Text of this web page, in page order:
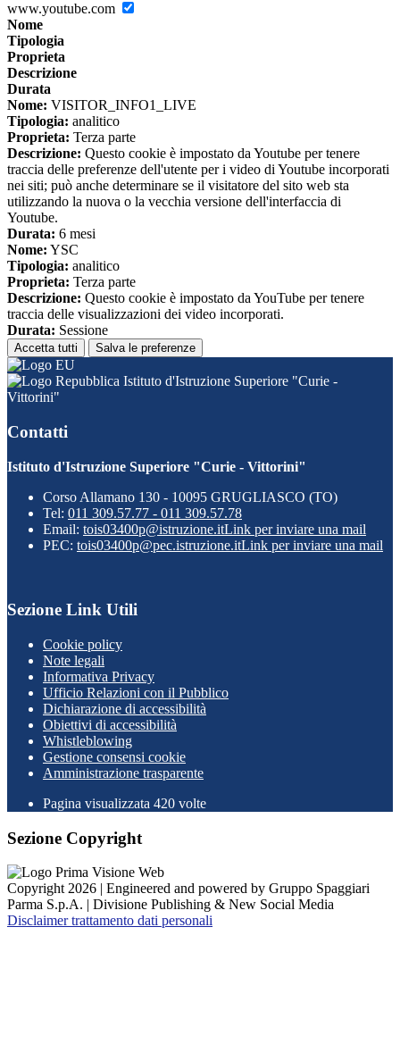
www.youtube.com
Nome
Tipologia
Proprieta
Descrizione
Durata
Nome: VISITOR_INFO1_LIVE
Tipologia: analitico
Proprieta: Terza parte
Descrizione: Questo cookie è impostato da Youtube per tenere
traccia delle preferenze dell'utente per i video di Youtube incorporati
nei siti; può anche determinare se il visitatore del sito web sta
utilizzando la nuova o la vecchia versione dell'interfaccia di
Youtube.
Durata: 6 mesi
Nome: YSC
Tipologia: analitico
Proprieta: Terza parte
Descrizione: Questo cookie è impostato da YouTube per tenere
traccia delle visualizzazioni dei video incorporati.
Durata: Sessione
Accetta tutti Salva le preferenze
Istituto d'Istruzione Superiore "Curie -
Vittorini"
Contatti
Istituto d'Istruzione Superiore "Curie - Vittorini"
Corso Allamano 130 - 10095 GRUGLIASCO (TO)
Tel: 011 309.57.77 - 011 309.57.78
Email: tois03400p@istruzione.itLink per inviare una mail
PEC: tois03400p@pec.istruzione.itLink per inviare una mail
Sezione Link Utili
Cookie policy
Note legali
Informativa Privacy
Ufficio Relazioni con il Pubblico
Dichiarazione di accessibilità
Obiettivi di accessibilità
Whistleblowing
Gestione consensi cookie
Amministrazione trasparente
Pagina visualizzata 420 volte
Sezione Copyright
Copyright 2026 | Engineered and powered by Gruppo Spaggiari
Parma S.p.A. | Divisione Publishing & New Social Media
Disclaimer trattamento dati personali